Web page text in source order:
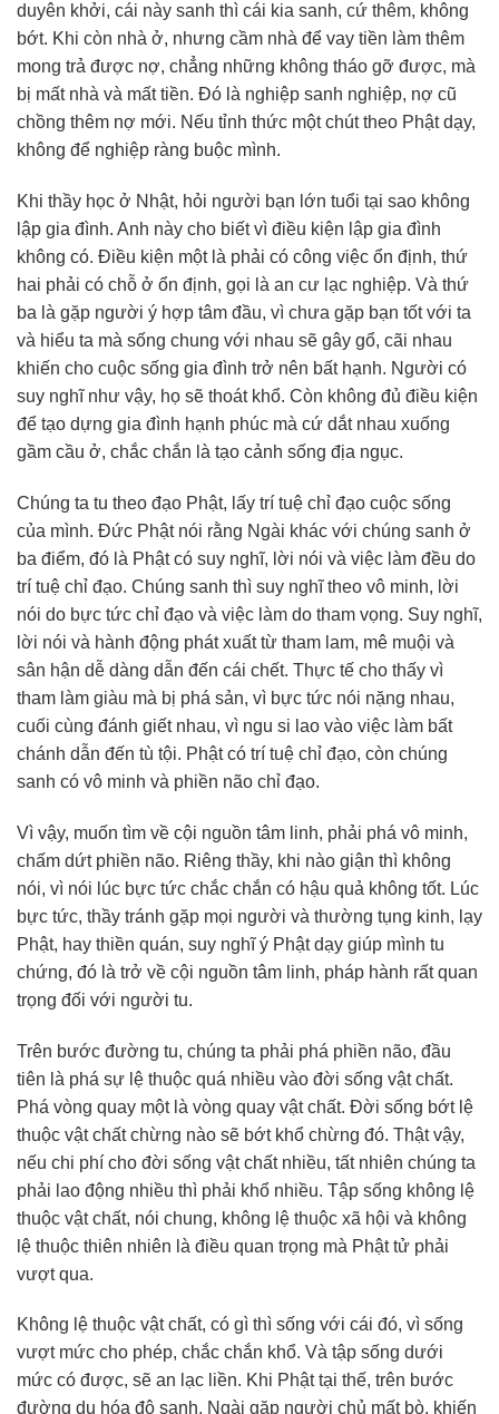
duyên khởi, cái này sanh thì cái kia sanh, cứ thêm, không
bớt. Khi còn nhà ở, nhưng cầm nhà để vay tiền làm thêm
mong trả được nợ, chẳng những không tháo gỡ được, mà
bị mất nhà và mất tiền. Đó là nghiệp sanh nghiệp, nợ cũ
chồng thêm nợ mới. Nếu tỉnh thức một chút theo Phật dạy,
không để nghiệp ràng buộc mình.
Khi thầy học ở Nhật, hỏi người bạn lớn tuổi tại sao không
lập gia đình. Anh này cho biết vì điều kiện lập gia đình
không có. Điều kiện một là phải có công việc ổn định, thứ
hai phải có chỗ ở ổn định, gọi là an cư lạc nghiệp. Và thứ
ba là gặp người ý hợp tâm đầu, vì chưa gặp bạn tốt với ta
và hiểu ta mà sống chung với nhau sẽ gây gổ, cãi nhau
khiến cho cuộc sống gia đình trở nên bất hạnh. Người có
suy nghĩ như vậy, họ sẽ thoát khổ. Còn không đủ điều kiện
để tạo dựng gia đình hạnh phúc mà cứ dắt nhau xuống
gầm cầu ở, chắc chắn là tạo cảnh sống địa ngục.
Chúng ta tu theo đạo Phật, lấy trí tuệ chỉ đạo cuộc sống
của mình. Đức Phật nói rằng Ngài khác với chúng sanh ở
ba điểm, đó là Phật có suy nghĩ, lời nói và việc làm đều do
trí tuệ chỉ đạo. Chúng sanh thì suy nghĩ theo vô minh, lời
nói do bực tức chỉ đạo và việc làm do tham vọng. Suy nghĩ,
lời nói và hành động phát xuất từ tham lam, mê muội và
sân hận dễ dàng dẫn đến cái chết. Thực tế cho thấy vì
tham làm giàu mà bị phá sản, vì bực tức nói nặng nhau,
cuối cùng đánh giết nhau, vì ngu si lao vào việc làm bất
chánh dẫn đến tù tội. Phật có trí tuệ chỉ đạo, còn chúng
sanh có vô minh và phiền não chỉ đạo.
Vì vậy, muốn tìm về cội nguồn tâm linh, phải phá vô minh,
chấm dứt phiền não. Riêng thầy, khi nào giận thì không
nói, vì nói lúc bực tức chắc chắn có hậu quả không tốt. Lúc
bực tức, thầy tránh gặp mọi người và thường tụng kinh, lạy
Phật, hay thiền quán, suy nghĩ ý Phật dạy giúp mình tu
chứng, đó là trở về cội nguồn tâm linh, pháp hành rất quan
trọng đối với người tu.
Trên bước đường tu, chúng ta phải phá phiền não, đầu
tiên là phá sự lệ thuộc quá nhiều vào đời sống vật chất.
Phá vòng quay một là vòng quay vật chất. Đời sống bớt lệ
thuộc vật chất chừng nào sẽ bớt khổ chừng đó. Thật vậy,
nếu chi phí cho đời sống vật chất nhiều, tất nhiên chúng ta
phải lao động nhiều thì phải khổ nhiều. Tập sống không lệ
thuộc vật chất, nói chung, không lệ thuộc xã hội và không
lệ thuộc thiên nhiên là điều quan trọng mà Phật tử phải
vượt qua.
Không lệ thuộc vật chất, có gì thì sống với cái đó, vì sống
vượt mức cho phép, chắc chắn khổ. Và tập sống dưới
mức có được, sẽ an lạc liền. Khi Phật tại thế, trên bước
đường du hóa độ sanh, Ngài gặp người chủ mất bò, khiến